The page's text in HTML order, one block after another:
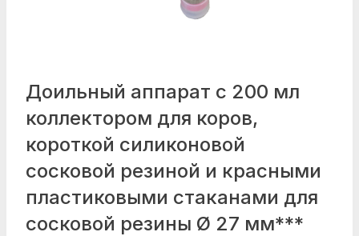
Доильный аппарат с 200 мл
коллектором для коров,
короткой силиконовой
сосковой резиной и красными
пластиковыми стаканами для
сосковой резины Ø 27 мм***